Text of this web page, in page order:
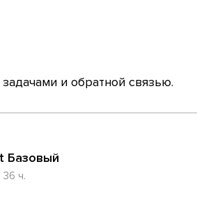
и обратной связью.
Базовый
36 ч.